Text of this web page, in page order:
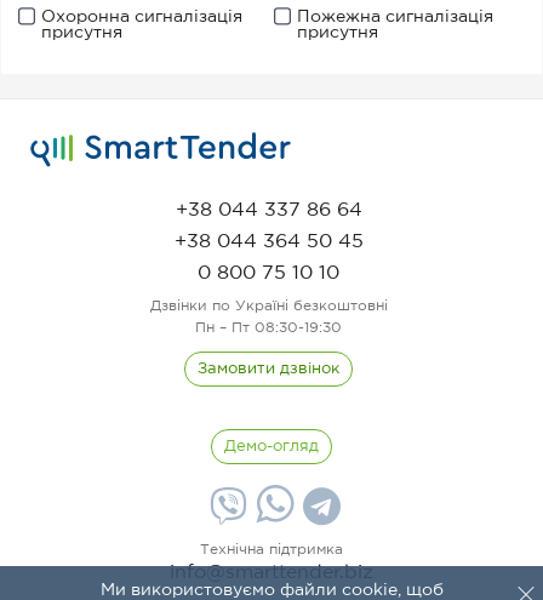
Охоронна сигналізація
присутня
Пожежна сигналізація
присутня
Ми використовуємо файли cookie, щоб
+38 044 337 86 64
+38 044 364 50 45
0 800 75 10 10
Дзвінки по Україні безкоштовні
Пн – Пт 08:30-19:30
Замовити дзвінок
Технічна підтримка
Демо-огляд